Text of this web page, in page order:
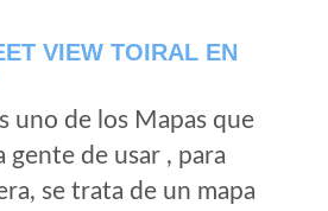
VIEW TOIRAL EN
uno de los Mapas que
gente de usar , para
se trata de un mapa